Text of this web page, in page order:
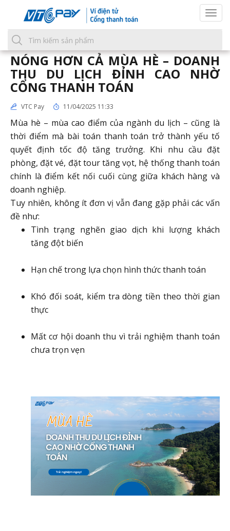
NÓNG HƠN CẢ MÙA HÈ – DOANH
THU DU LỊCH ĐỈNH CAO NHỜ
CỔNG THANH TOÁN
VTC Pay 11/04/2025 11:33
Mùa hè – mùa cao điểm của ngành du lịch – cũng là
thời điểm mà bài toán thanh toán trở thành yếu tố
quyết định tốc độ tăng trưởng. Khi nhu cầu đặt
phòng, đặt vé, đặt tour tăng vọt, hệ thống thanh toán
chính là điểm kết nối cuối cùng giữa khách hàng và
doanh nghiệp.
Tuy nhiên, không ít đơn vị vẫn đang gặp phải các vấn
đề như:
Tình trạng nghẽn giao dịch khi lượng khách
tăng đột biến
Hạn chế trong lựa chọn hình thức thanh toán
Khó đối soát, kiểm tra dòng tiền theo thời gian
thực
Mất cơ hội doanh thu vì trải nghiệm thanh toán
chưa trọn vẹn